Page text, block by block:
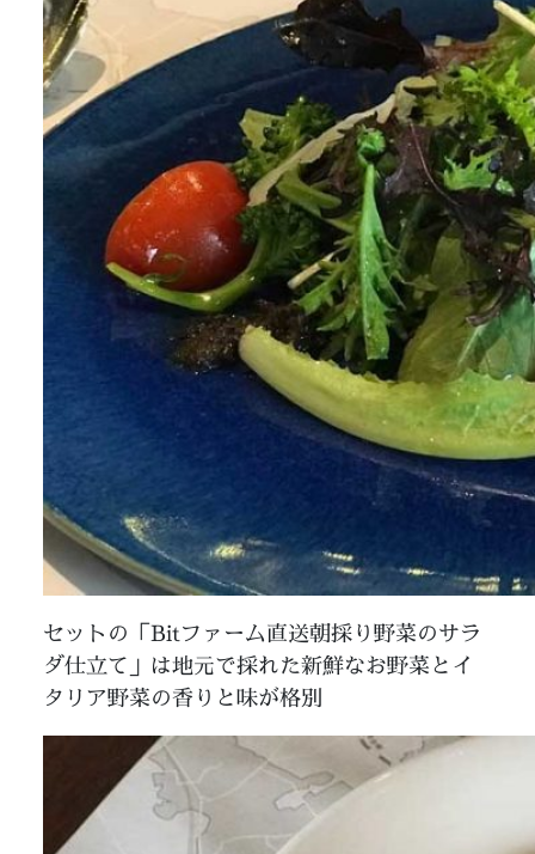
セットの「Bitファーム直送朝採り野菜のサラ
ダ仕立て」は地元で採れた新鮮なお野菜とイ
タリア野菜の香りと味が格別